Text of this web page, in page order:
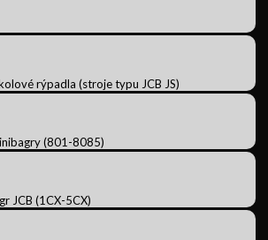
rýpadla (stroje typu JCB JS)
(801-8085)
JCB (1CX-5CX)